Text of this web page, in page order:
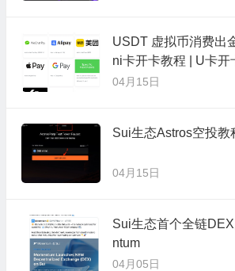
USDT 虚拟币消费出
ni卡开卡教程 | U卡开
04月15日
Sui生态Astros空投教
04月15日
Sui生态首个全链
ntum
04月05日